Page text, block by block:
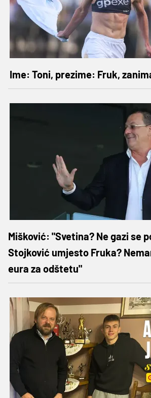
Ime: Toni, prezime: Fruk,
Mišković: "Svetina? Ne gazi se
Stojković umjesto Fruka?
eura za odštetu"